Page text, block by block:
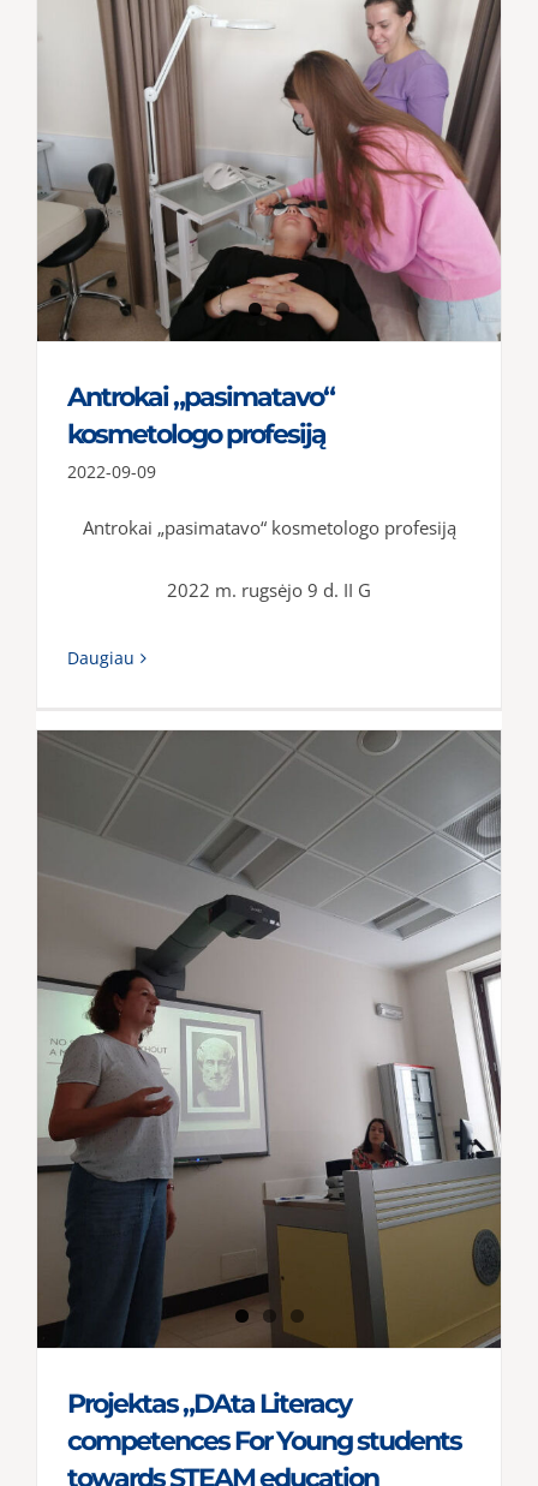
Antrokai „pasimatavo“
kosmetologo profesiją
2022-09-09
Antrokai „pasimatavo“ kosmetologo profesiją
2022 m. rugsėjo 9 d. II G
Daugiau
Projektas „DAta Literacy
competences For Young students
towards STEAM education